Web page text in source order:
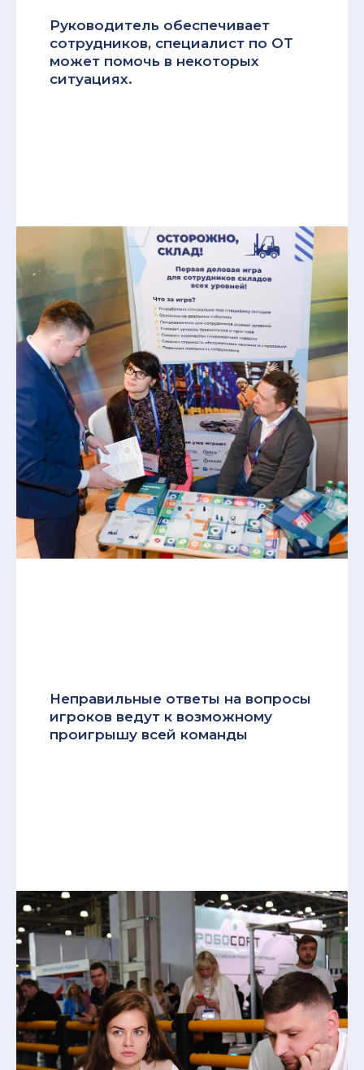
Руководитель обеспечивает
сотрудников, специалист по ОТ
может помочь в некоторых
ситуациях.
Неправильные ответы на вопросы
игроков ведут к возможному
проигрышу всей команды